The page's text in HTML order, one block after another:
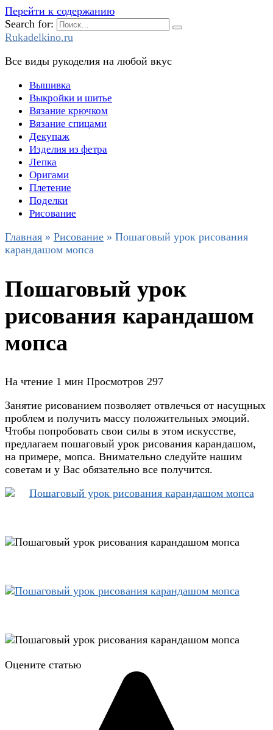
Перейти к содержанию
Search for:
Rukadelkino.ru
Все виды рукоделия на любой вкус
Вышивка
Выкройки и шитье
Вязание крючком
Вязание спицами
Декупаж
Изделия из фетра
Лепка
Оригами
Плетение
Поделки
Рисование
Главная » Рисование » Пошаговый урок рисования
карандашом мопса
Пошаговый урок
рисования карандашом
мопса
На чтение 1 мин Просмотров 297
Занятие рисованием позволяет отвлечься от насущных
проблем и получить массу положительных эмоций.
Чтобы попробовать свои силы в этом искусстве,
предлагаем пошаговый урок рисования карандашом,
на примере, мопса. Внимательно следуйте нашим
советам и у Вас обязательно все получится.
Оцените статью